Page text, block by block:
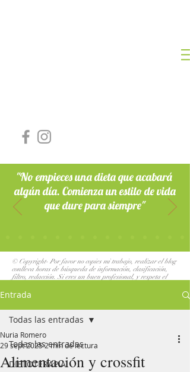
"No empieces una dieta que acabará
algún día. Comienza un estilo de vida
que dure para siempre"
© Copyright- Por favor no copies mi trabajo, realizar el blog
conlleva horas de búsqueda de información, clasificación,
filtro, redacción. Si eres un buen profesional, y respeta el
yo escribo te gustan. No los copies, compartelos. GRACIAS
Entrada
Todas las entradas
DIETOTERAPIA
Todas las entradas
Alimentación y crossfit
Nuria Romero
29 sept 20252 min de lectura